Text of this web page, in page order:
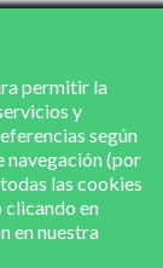
permitir la
y
según
navegación (por
las cookies
clicando en
en nuestra